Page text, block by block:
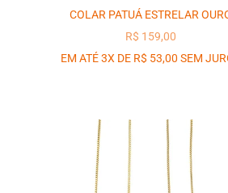
COLAR PATUÁ ESTRELAR
PREÇO
R$ 159,00
EM ATÉ 3X DE R$ 53,00 SEM